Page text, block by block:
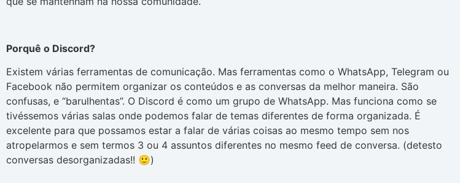
Porquê o Discord?
Existem várias ferramentas de comunicação. Mas ferramentas como o WhatsApp, Telegram ou
Facebook não permitem organizar os conteúdos e as conversas da melhor maneira. São
confusas, e “barulhentas”. O Discord é como um grupo de WhatsApp. Mas funciona como se
tivéssemos várias salas onde podemos falar de temas diferentes de forma organizada. É
excelente para que possamos estar a falar de várias coisas ao mesmo tempo sem nos
atropelarmos e sem termos 3 ou 4 assuntos diferentes no mesmo feed de conversa. (detesto
conversas desorganizadas!! 🙂)